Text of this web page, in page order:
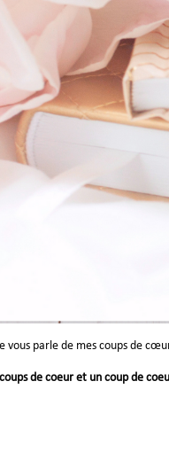
vous parle de mes coups de
de coeur et un coup de